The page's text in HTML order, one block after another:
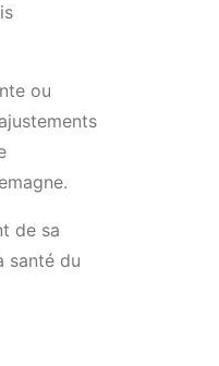
ou
de sa
santé du